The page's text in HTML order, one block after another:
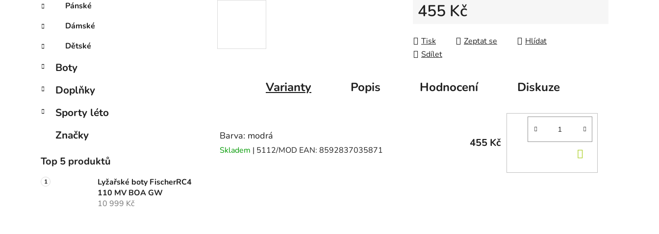
Pánské
Dámské
Dětské
Boty
Doplňky
Sporty léto
Značky
Top 5 produktů
Lyžařské boty FischerRC4
110 MV BOA GW
10 999 Kč
455 Kč
Tisk
Zeptat se
Hlídat
Sdílet
Varianty Popis Hodnocení Diskuze
Barva: modrá
Skladem | 5112/MOD EAN: 8592837035871
455 Kč